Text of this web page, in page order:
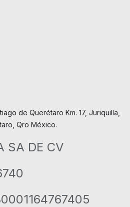
de Querétaro Km. 17, Juriquilla,
Qro México.
SA DE CV